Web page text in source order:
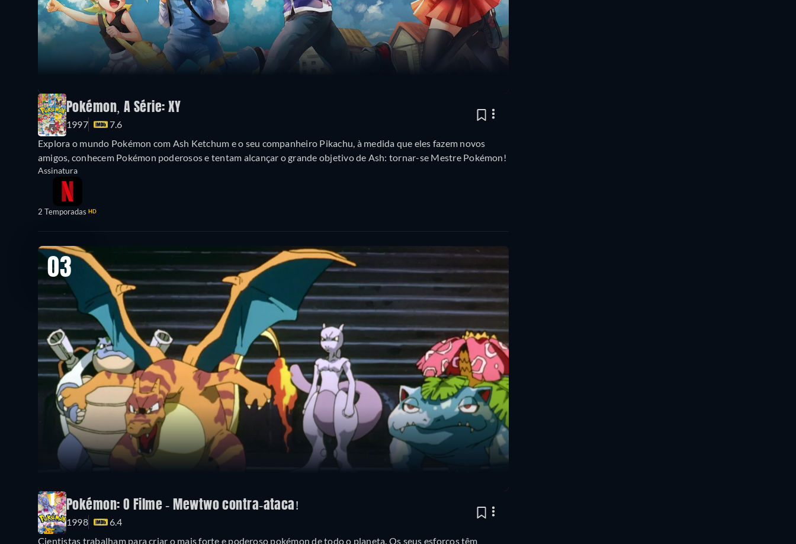
Pokémon, A Série: XY
1997
7.6
Explora o mundo Pokémon com Ash Ketchum e o seu companheiro Pikachu, à medida que eles fazem novos
amigos, conhecem Pokémon poderosos e tentam alcançar o grande objetivo de Ash: tornar-se Mestre Pokémon!
Assinatura
2 Temporadas HD
03
Pokémon: O Filme - Mewtwo contra-ataca!
1998
6.4
Cientistas trabalham para criar o mais forte e poderoso pokémon de todo o planeta. Os seus esforços têm